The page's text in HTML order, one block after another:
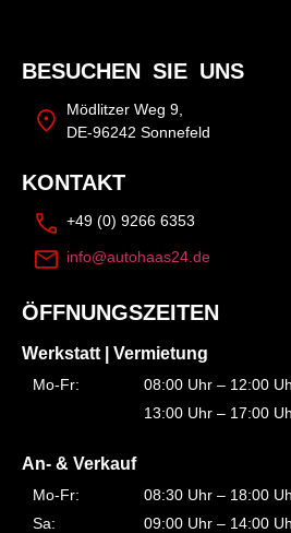
BESUCHEN SIE UNS
Mödlitzer Weg 9,
DE-96242 Sonnefeld
KONTAKT
+49 (0) 9266 6353
info@autohaas24.de
ÖFFNUNGSZEITEN
Werkstatt | Vermietung
Mo-Fr:
08:00 Uhr – 12:00
13:00 Uhr – 17:00
An- & Verkauf
Mo-Fr:
Sa:
08:30 Uhr – 18:00
09:00 Uhr – 14:00